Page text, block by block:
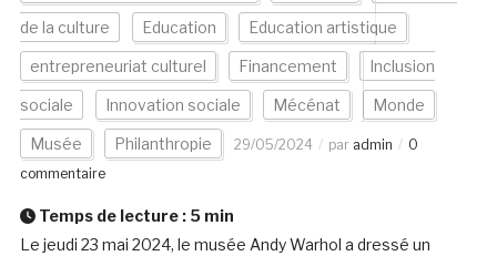
de la culture Education Education artistique
entrepreneuriat culturel Financement Inclusion
sociale Innovation sociale Mécénat Monde
Musée Philanthropie 29/05/2024 par admin
0
commentaire
Temps de lecture : 5 min
Le jeudi 23 mai 2024, le musée Andy Warhol a dressé un